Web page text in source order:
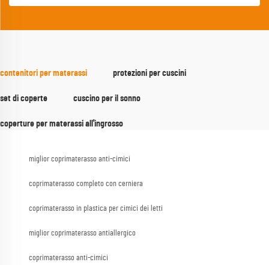
contenitori per materassi protezioni per cuscini
set di coperte cuscino per il sonno
coperture per materassi all'ingrosso
miglior coprimaterasso anti-cimici
coprimaterasso completo con cerniera
coprimaterasso in plastica per cimici dei letti
miglior coprimaterasso antiallergico
coprimaterasso anti-cimici